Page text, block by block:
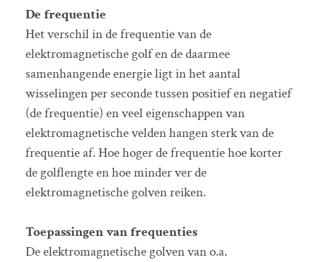
De frequentie
Het verschil in de frequentie van de
elektromagnetische golf en de daarmee
samenhangende energie ligt in het aantal
wisselingen per seconde tussen positief en negatief
(de frequentie) en veel eigenschappen van
elektromagnetische velden hangen sterk van de
frequentie af. Hoe hoger de frequentie hoe korter
de golflengte en hoe minder ver de
elektromagnetische golven reiken.
Toepassingen van frequenties
De elektromagnetische golven van o.a.